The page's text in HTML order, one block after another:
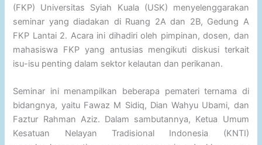
(FKP) Universitas Syiah Kuala (USK) menyelenggarakan
seminar yang diadakan di Ruang 2A dan 2B, Gedung A
FKP Lantai 2. Acara ini dihadiri oleh pimpinan, dosen, dan
mahasiswa FKP yang antusias mengikuti diskusi terkait
isu-isu penting dalam sektor kelautan dan perikanan.
Seminar ini menampilkan beberapa pemateri ternama di
bidangnya, yaitu Fawaz M Sidiq, Dian Wahyu Ubami, dan
Faztur Rahman Aziz. Dalam sambutannya, Ketua Umum
Kesatuan Nelayan Tradisional Indonesia (KNTI)